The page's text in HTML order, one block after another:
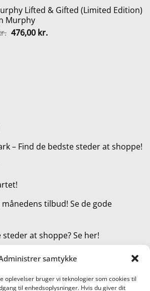
samtykke
oplevelser bruger vi teknologier som cookies til
til enhedsoplysninger. Hvis du giver dit
pris
var:
125,00 kr..
pris
112,00 kr..
Lifted & Gifted (Limited Edition)
Murphy
Den
476,00 kr.Den
– Find de bedste steder at shoppe!
tilbud! Se de gode
at shoppe? Se her!